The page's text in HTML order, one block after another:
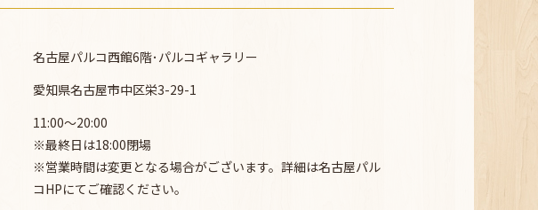
名古屋パルコ西館6階･パルコギャラリー
愛知県名古屋市中区栄3-29-1
11:00～20:00
※最終日は18:00閉場
※営業時間は変更となる場合がございます。詳細は名古屋パル
コHPにてご確認ください。